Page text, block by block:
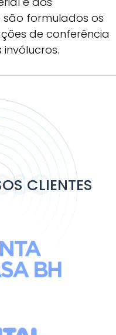
formulados os
de conferência
CLIENTES